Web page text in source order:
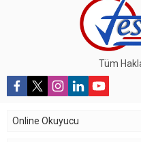
Tüm
Online Okuyucu